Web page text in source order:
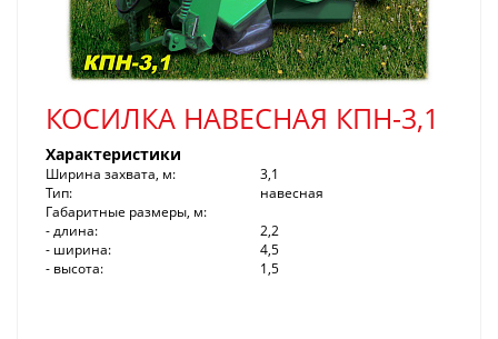
КОСИЛКА НАВЕСНАЯ КПН-3,1
Характеристики
Ширина захвата, м:
3,1
Тип:
навесная
Габаритные размеры, м:
- длина:
2,2
- ширина:
4,5
- высота:
1,5